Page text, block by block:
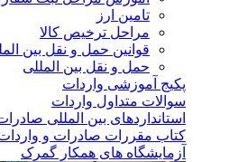
تامین ارز
مراحل ترخیص کالا
قوانین حمل و نقل بین
حمل و نقل بین المللی
پکیج آموزشی واردات
سوالات متداول واردات
استانداردهای بین المللی
کتاب مقررات صادرات و واردات
آزمایشگاه های همکار گمرک